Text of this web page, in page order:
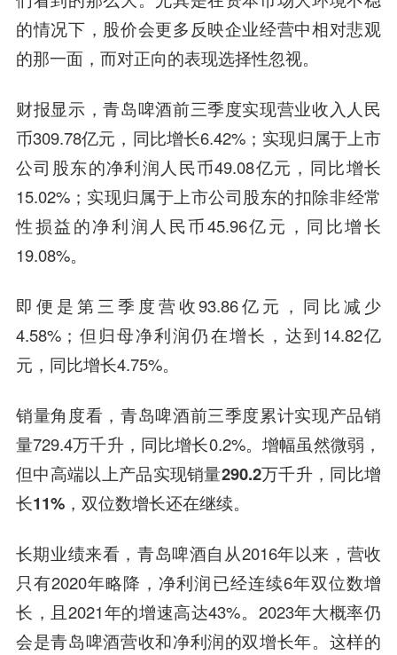
的情况下，股价会更多反映企业经营中相对悲观
的那一面，而对正向的表现选择性忽视。
财报显示，青岛啤酒前三季度实现营业收入人民
币309.78亿元，同比增长6.42%；实现归属于上市
公司股东的净利润人民币49.08亿元，同比增长
15.02%；实现归属于上市公司股东的扣除非经常
性损益的净利润人民币45.96亿元，同比增长
19.08%。
即便是第三季度营收93.86亿元，同比减少
4.58%；但归母净利润仍在增长，达到14.82亿
元，同比增长4.75%。
销量角度看，青岛啤酒前三季度累计实现产品销
量729.4万千升，同比增长0.2%。增幅虽然微弱，
但中高端以上产品实现销量290.2万千升，同比增
长11%，双位数增长还在继续。
长期业绩来看，青岛啤酒自从2016年以来，营收
只有2020年略降，净利润已经连续6年双位数增
长，且2021年的增速高达43%。2023年大概率仍
会是青岛啤酒营收和净利润的双增长年。这样的